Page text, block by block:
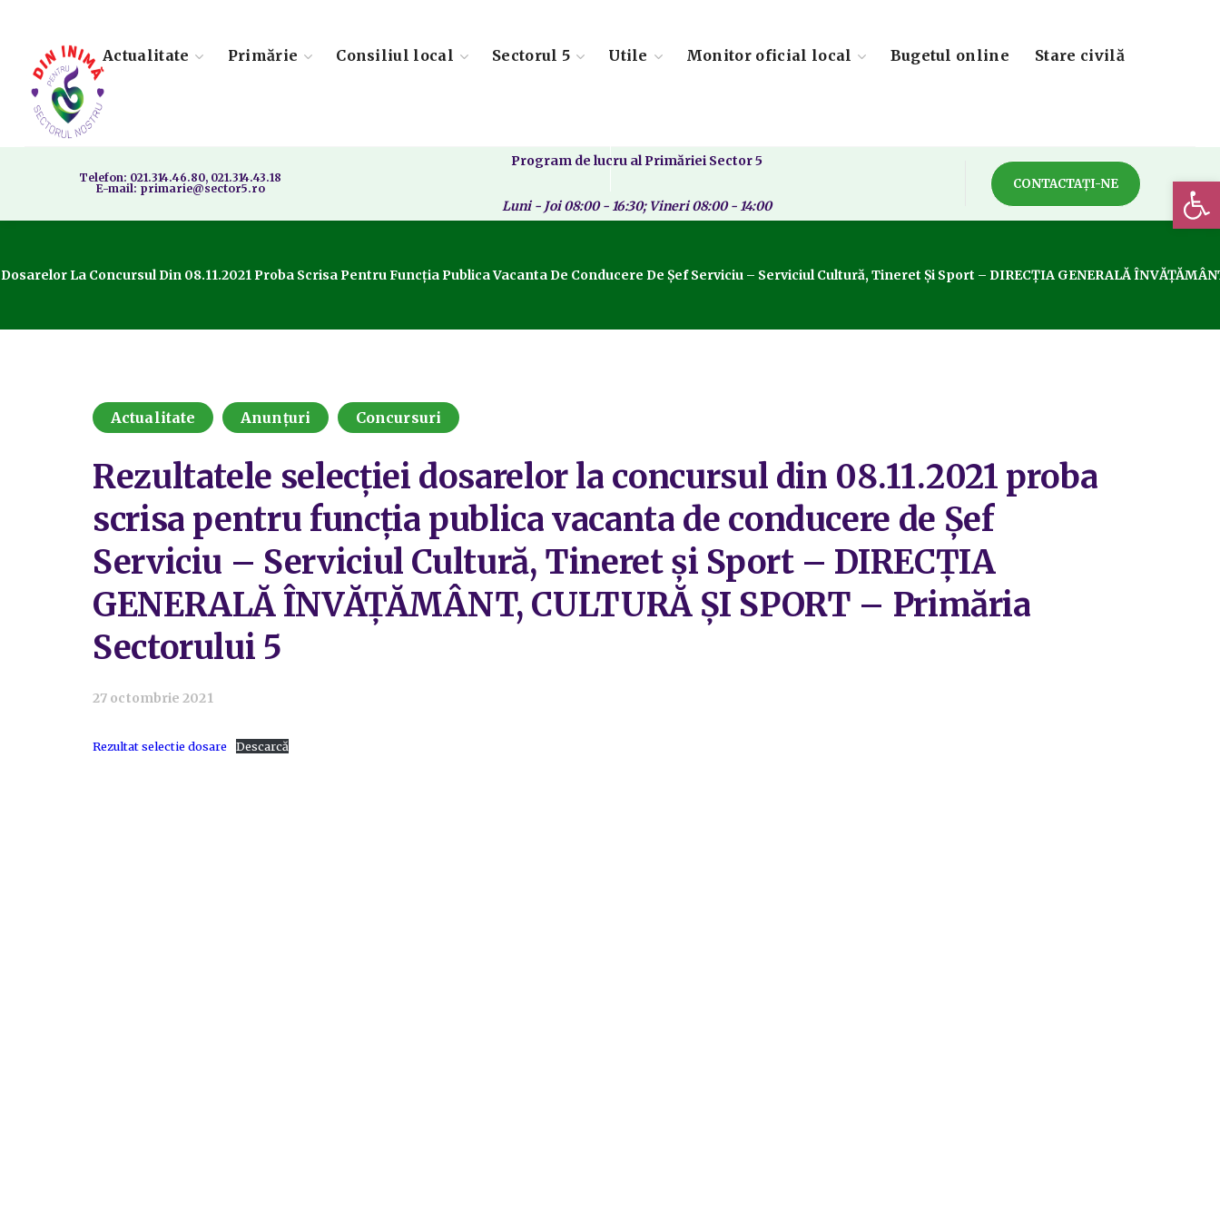
Actualitate Primărie Consiliul local Sectorul 5 Utile Monitor oficial local Bugetul online Stare civilă
Telefon: 021.314.46.80, 021.314.43.18
E-mail: primarie@sector5.ro
Program de lucru al Primăriei Sector 5
Luni - Joi 08:00 - 16:30; Vineri 08:00 - 14:00
CONTACTAȚI-NE
La Concursul Din 08.11.2021 Proba Scrisa Pentru Funcția Publica Vacanta De Conducere De Șef Serviciu – Serviciul Cultură, Tineret Și Sport – DIRECȚIA GENERALĂ
Actualitate Anunțuri Concursuri
Rezultatele selecției dosarelor la concursul din 08.11.2021 proba
scrisa pentru funcția publica vacanta de conducere de Șef
Serviciu – Serviciul Cultură, Tineret și Sport – DIRECȚIA
GENERALĂ ÎNVĂȚĂMÂNT, CULTURĂ ȘI SPORT – Primăria
Sectorului 5
27 octombrie 2021
Rezultat selectie dosare Descarcă